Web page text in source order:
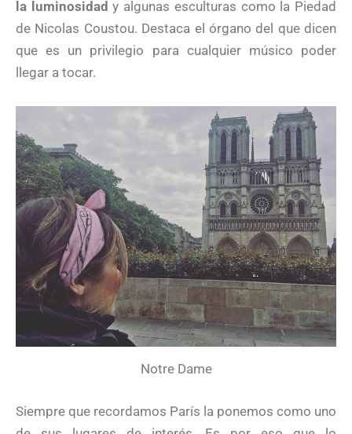
la luminosidad y algunas esculturas como la Piedad
de Nicolas Coustou. Destaca el órgano del que dicen
que es un privilegio para cualquier músico poder
llegar a tocar.
Notre Dame
Siempre que recordamos París la ponemos como uno